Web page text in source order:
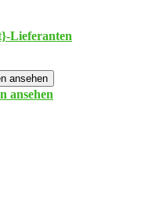
Lieferanten
ansehen
ansehen